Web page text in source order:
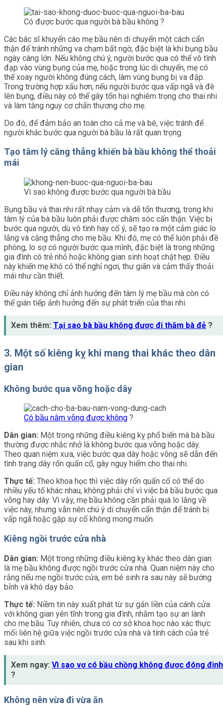
Có được bước qua người bà bầu không ?
Các bác sĩ khuyến cáo mẹ bầu nên di chuyển một cách cẩn
thận để tránh những va chạm bất ngờ, đặc biệt là khi bụng bầu
ngày càng lớn. Nếu không chú ý, người bước qua có thể vô tình
đạp vào vùng bụng của mẹ, hoặc trong lúc di chuyển, mẹ có
thể xoay người không đúng cách, làm vùng bụng bị va đập.
Trong trường hợp xấu hơn, nếu người bước qua vấp ngã và đè
lên bụng, điều này có thể gây tổn hại nghiêm trọng cho thai nhi
và làm tăng nguy cơ chấn thương cho mẹ.
Do đó, để đảm bảo an toàn cho cả mẹ và bé, việc tránh để
người khác bước qua người bà bầu là rất quan trọng.
Tạo tâm lý căng thẳng khiến bà bầu không thể thoải
mái
Vì sao không được bước qua người bà bầu
Bụng bầu và thai nhi rất nhạy cảm và dễ tổn thương, trong khi
tâm lý của bà bầu luôn phải được chăm sóc cẩn thận. Việc bị
bước qua người, dù vô tình hay cố ý, sẽ tạo ra một cảm giác lo
lắng và căng thẳng cho mẹ bầu. Khi đó, mẹ có thể luôn phải đề
phòng, lo sợ có người bước qua mình, đặc biệt là trong những
gia đình có trẻ nhỏ hoặc không gian sinh hoạt chật hẹp. Điều
này khiến mẹ khó có thể nghỉ ngơi, thư giãn và cảm thấy thoải
mái như cần thiết.
Điều này không chỉ ảnh hưởng đến tâm lý mẹ bầu mà còn có
thể gián tiếp ảnh hưởng đến sự phát triển của thai nhi.
Xem thêm: Tại sao bà bầu không được đi thăm bà đẻ ?
3. Một số kiêng kỵ khi mang thai khác theo dân
gian
Không bước qua võng hoặc dây
Có bầu nằm võng được không ?
Dân gian: Một trong những điều kiêng kỵ phổ biến mà bà bầu
thường được nhắc nhở là không bước qua võng hoặc dây.
Theo quan niệm xưa, việc bước qua dây hoặc võng sẽ dẫn đến
tình trạng dây rốn quấn cổ, gây nguy hiểm cho thai nhi.
Thực tế: Theo khoa học thì việc dây rốn quấn cổ có thể do
nhiều yếu tố khác nhau, không phải chỉ vì việc bà bầu bước qua
võng hay dây. Vì vậy, mẹ bầu không cần phải quá lo lắng về
việc này, nhưng vẫn nên chú ý di chuyển cẩn thận để tránh bị
vấp ngã hoặc gặp sự cố không mong muốn.
Kiêng ngồi trước cửa nhà
Dân gian: Một trong những điều kiêng kỵ khác theo dân gian
là mẹ bầu không được ngồi trước cửa nhà. Quan niệm này cho
rằng nếu mẹ ngồi trước cửa, em bé sinh ra sau này sẽ bướng
bỉnh và khó dạy bảo.
Thực tế: Niềm tin này xuất phát từ sự gắn liền của cánh cửa
với không gian yên tĩnh trong gia đình, nhằm tạo sự an lành
cho mẹ bầu. Tuy nhiên, chưa có cơ sở khoa học nào xác thực
mối liên hệ giữa việc ngồi trước cửa nhà và tính cách của trẻ
sau khi sinh.
Xem ngay: Vì sao vợ có bầu chồng không được đóng đinh
?
Không nên vừa đi vừa ăn